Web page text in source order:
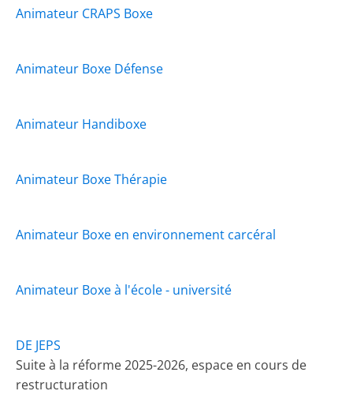
Animateur CRAPS Boxe
Animateur Boxe Défense
Animateur Handiboxe
Animateur Boxe Thérapie
Animateur Boxe en environnement carcéral
Animateur Boxe à l'école - université
DE JEPS
Suite à la réforme 2025-2026, espace en cours de
restructuration